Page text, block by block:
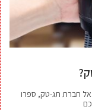
אל חברת תג-טק, ספרו